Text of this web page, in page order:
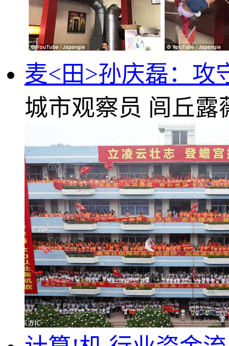
麦<田>孙庆磊：攻
城市观察员 闾丘露